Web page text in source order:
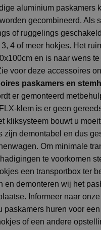
aluminium paskamers
gecombineerd. Als
of ruggelings
4 of meer hokjes. Het
en is naar wens
voor deze accessoires
paskamers en
er gemonteerd
klem is er geen
kliksysteem bouwt u
zijn demontabel en dus
Om minimale
te voorkomen
een transportbox ter
en demonteren wij het
Informeer naar onze
paskamers huren voor
of een andere